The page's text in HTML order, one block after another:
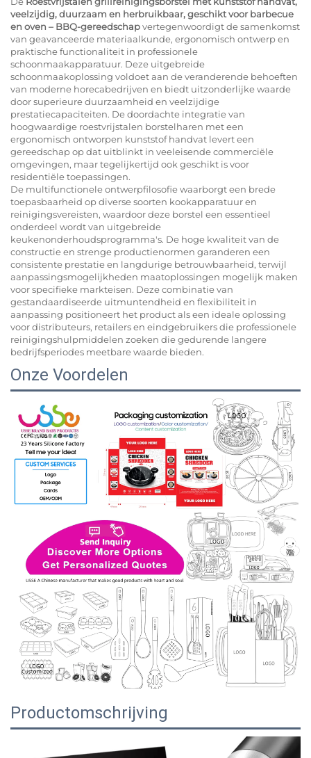
veelzijdig, duurzaam en herbruikbaar, geschikt voor barbecue
en oven – BBQ-gereedschapvertegenwoordigt de samenkomst
van geavanceerde materiaalkunde, ergonomisch ontwerp en
praktische functionaliteit in professionele
schoonmaakapparatuur. Deze uitgebreide
schoonmaakoplossing voldoet aan de veranderende behoeften
van moderne horecabedrijven en biedt uitzonderlijke waarde
door superieure duurzaamheid en veelzijdige
prestatiecapaciteiten. De doordachte integratie van
hoogwaardige roestvrijstalen borstelharen met een
ergonomisch ontworpen kunststof handvat levert een
gereedschap op dat uitblinkt in veeleisende commerciële
omgevingen, maar tegelijkertijd ook geschikt is voor
residentiële toepassingen.
De multifunctionele ontwerpfilosofie waarborgt een brede
toepasbaarheid op diverse soorten kookapparatuur en
reinigingsvereisten, waardoor deze borstel een essentieel
onderdeel wordt van uitgebreide
keukenonderhoudsprogramma's. De hoge kwaliteit van de
constructie en strenge productienormen garanderen een
consistente prestatie en langdurige betrouwbaarheid, terwijl
aanpassingsmogelijkheden maatoplossingen mogelijk maken
voor specifieke markteisen. Deze combinatie van
gestandaardiseerde uitmuntendheid en flexibiliteit in
aanpassing positioneert het product als een ideale oplossing
voor distributeurs, retailers en eindgebruikers die professionele
reinigingshulpmiddelen zoeken die gedurende langere
bedrijfsperiodes meetbare waarde bieden.
Onze Voordelen
Productomschrijving